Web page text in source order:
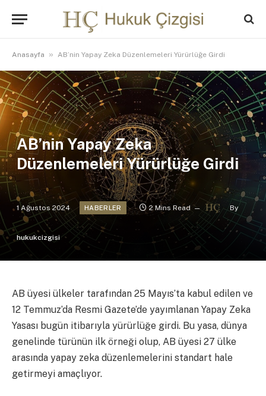
Anasayfa » AB’nin Yapay Zeka Düzenlemeleri Yürürlüğe Girdi
AB’nin Yapay Zeka
Düzenlemeleri Yürürlüğe Girdi
1 Ağustos 2024 HABERLER 2 Mins Read By
hukukcizgisi
AB üyesi ülkeler tarafından 25 Mayıs’ta kabul edilen ve
12 Temmuz’da Resmi Gazete’de yayımlanan Yapay Zeka
Yasası bugün itibarıyla yürürlüğe girdi. Bu yasa, dünya
genelinde türünün ilk örneği olup, AB üyesi 27 ülke
arasında yapay zeka düzenlemelerini standart hale
getirmeyi amaçlıyor.